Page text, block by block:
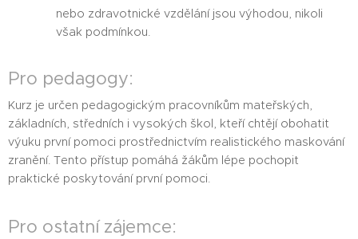
nebo zdravotnické vzdělání jsou výhodou, nikoli
však podmínkou.
Pro pedagogy:
Kurz je určen pedagogickým pracovníkům mateřských,
základních, středních i vysokých škol, kteří chtějí obohatit
výuku první pomoci prostřednictvím realistického maskování
zranění. Tento přístup pomáhá žákům lépe pochopit
praktické poskytování první pomoci.
Pro ostatní zájemce: